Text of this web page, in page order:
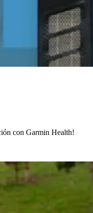
con Garmin Health!